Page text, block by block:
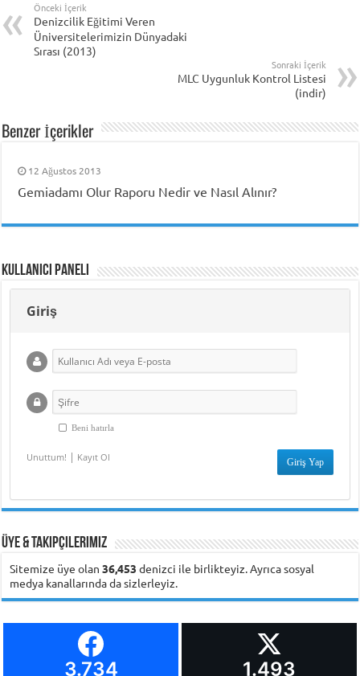
Önceki İçerik
Denizcilik Eğitimi Veren
Üniversitelerimizin Dünyadaki
Sırası (2013)
Sonraki İçerik
MLC Uygunluk Kontrol Listesi
(indir)
Benzer İçerikler
12 Ağustos 2013
Gemiadamı Olur Raporu Nedir ve Nasıl Alınır?
Kullanıcı Paneli
Giriş
Beni hatırla
Unuttum! | Kayıt Ol
Üye & Takipçilerimiz
Sitemize üye olan36,453 denizci ile birlikteyiz. Ayrıca sosyal
medya kanallarında da sizlerleyiz.
3.734 1.493